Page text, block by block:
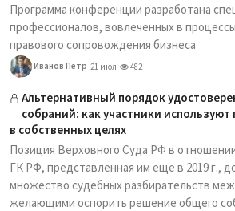
Программа конференции разработана
профессионалов, вовлеченных в
правового сопровождения бизнеса
Иванов Петр 21 июл 482
Альтернативный порядок
собраний: как участники
в собственных целях
Позиция Верховного Суда РФ в отношении
ГК РФ, представленная им еще в 2019 г.,
множество судебных разбирательств
желающими оспорить решение общего